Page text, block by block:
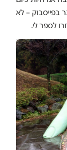
בפייסבוק – לא
לספר לי.